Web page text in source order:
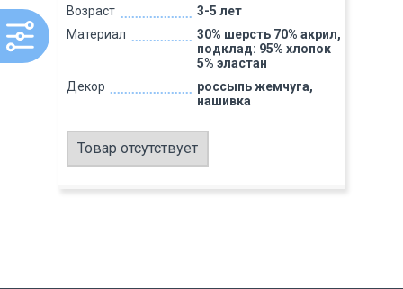
Возраст
3-5 лет
Материал
30% шерсть 70% акрил,
подклад: 95% хлопок
5% эластан
Декор
россыпь жемчуга,
нашивка
Товар отсутствует